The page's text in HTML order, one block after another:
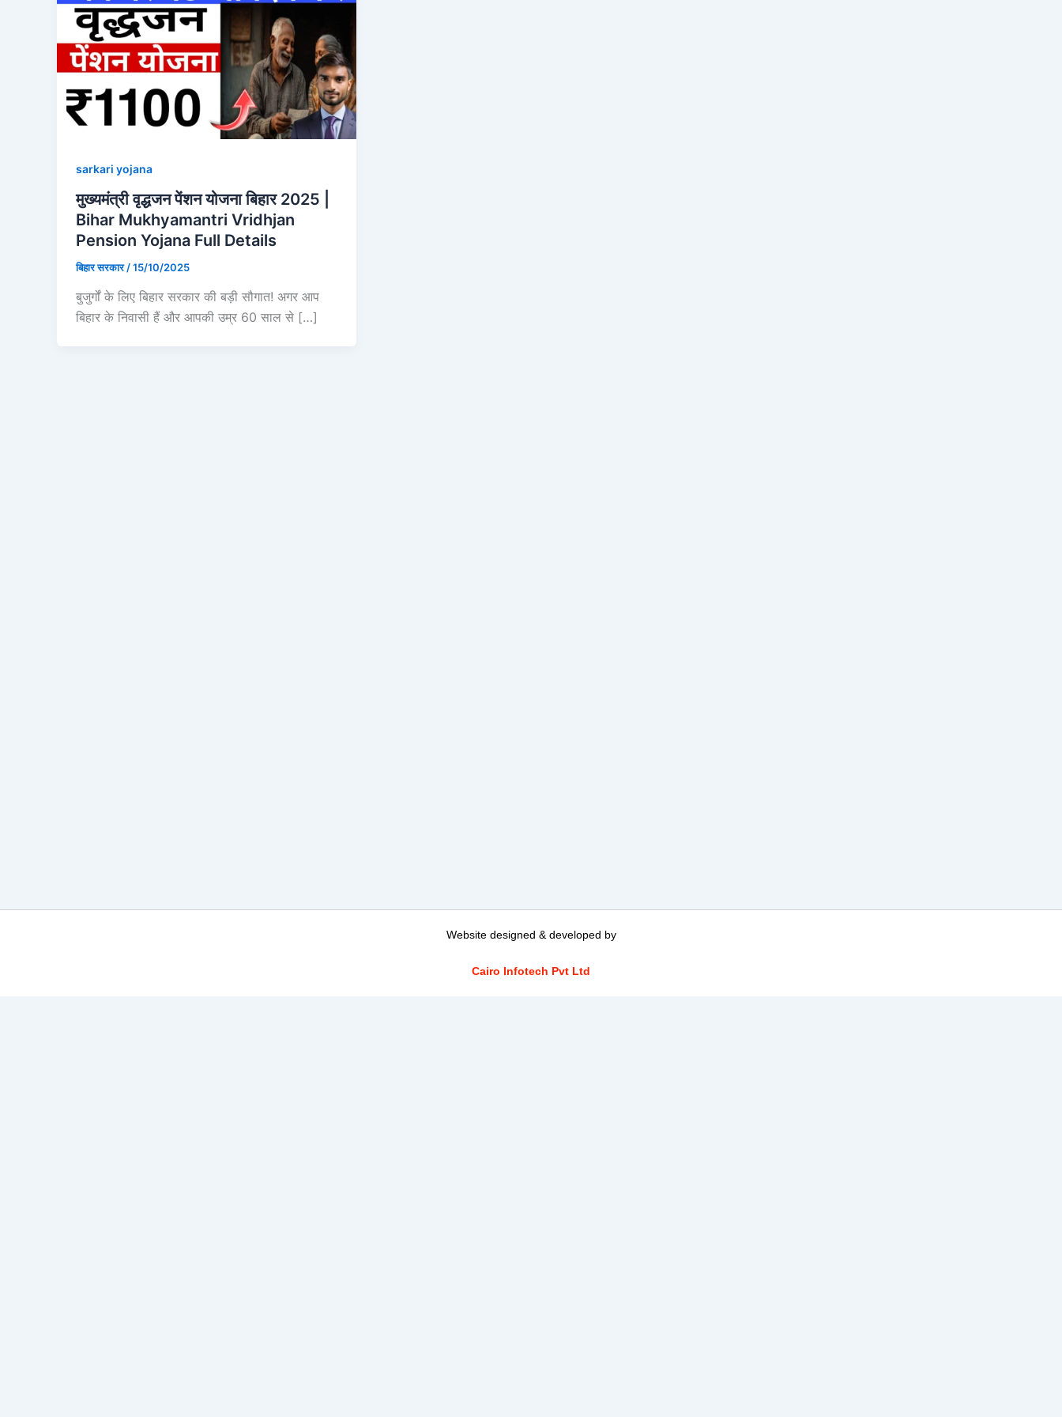
sarkari yojana
मुख्यमंत्री वृद्धजन पेंशन योजना बिहार 2025 |
Bihar Mukhyamantri Vridhjan
Pension Yojana Full Details
बिहार सरकार/15/10/2025
बुजुर्गों के लिए बिहार सरकार की बड़ी सौगात! अगर आप
बिहार के निवासी हैं और आपकी उम्र 60 साल से […]
Website designed & developed by
Cairo Infotech Pvt Ltd